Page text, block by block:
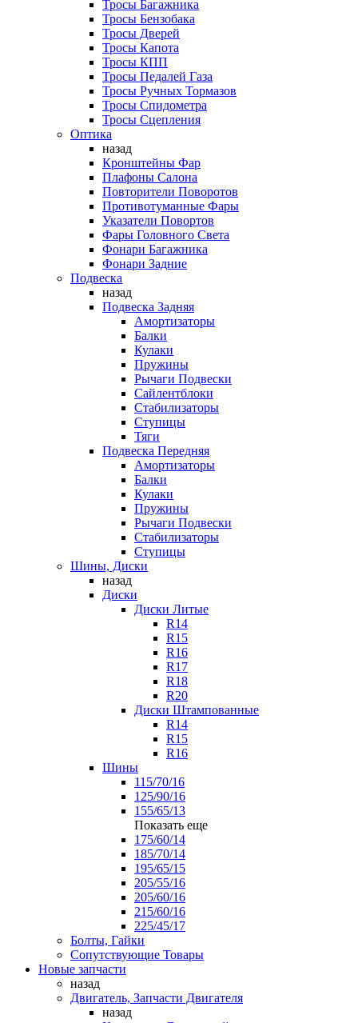
Тросы Багажника
Тросы Бензобака
Тросы Дверей
Тросы Капота
Тросы КПП
Тросы Педалей Газа
Тросы Ручных Тормазов
Тросы Спидометра
Тросы Сцепления
Оптика
назад
Кронштейны Фар
Плафоны Салона
Повторители Поворотов
Противотуманные Фары
Указатели Повортов
Фары Головного Света
Фонари Багажника
Фонари Задние
Подвеска
назад
Подвеска Задняя
Амортизаторы
Балки
Кулаки
Пружины
Рычаги Подвески
Сайлентблоки
Стабилизаторы
Ступицы
Тяги
Подвеска Передняя
Амортизаторы
Балки
Кулаки
Пружины
Рычаги Подвески
Стабилизаторы
Ступицы
Шины, Диски
назад
Диски
Диски Литые
R14
R15
R16
R17
R18
R20
Диски Штампованные
R14
R15
R16
Шины
115/70/16
125/90/16
155/65/13
Показать еще
175/60/14
185/70/14
195/65/15
205/55/16
205/60/16
215/60/16
225/45/17
Болты, Гайки
Сопутствующие Товары
Новые запчасти
назад
Двигатель, Запчасти Двигателя
назад